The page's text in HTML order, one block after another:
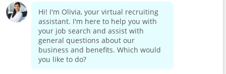
联系我们
公司主页